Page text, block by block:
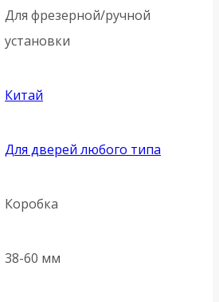
Для фрезерной/ручной
установки
Китай
Для дверей любого типа
Коробка
38-60 мм